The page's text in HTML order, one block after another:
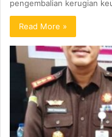
pengembalian kerugian
Read More »